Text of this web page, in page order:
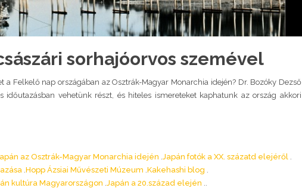
sorhajóorvos szemével
a Felkelő nap országában az Osztrák-Magyar Monarchia idején? Dr. Bozóky Dezső
időutazásban vehetünk részt, és hiteles ismereteket kaphatunk az ország akkori
az Osztrák-Magyar Monarchia idején Japán fotók a XX. százatd elejéről
Hopp Ázsiai Művészeti Múzeum Kakehashi blog
kultúra Magyarországon Japán a 20.század elején